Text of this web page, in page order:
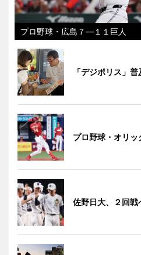
プロ野球・広島７―１１巨人
「デジポリス」
プロ野球・オリ
佐野日大、２回